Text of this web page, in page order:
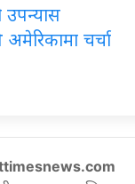
उपन्यास
अमेरिकामा चर्चा